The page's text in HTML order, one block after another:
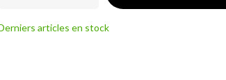
articles en stock